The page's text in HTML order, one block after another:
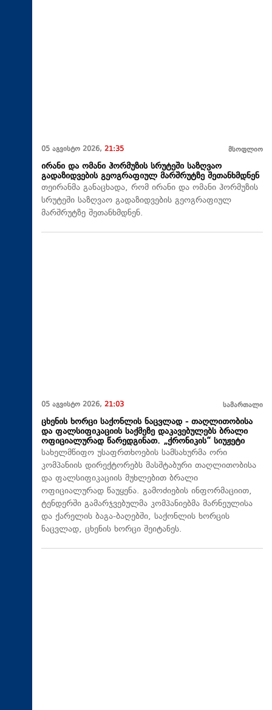
05 აგვისტო 2026, 21:35 მსოფლიო
ირანი და ომანი ჰორმუზის სრუტეში საზღვაო
გადაზიდვების გეოგრაფიულ მარშრუტზე შეთანხმდნენ
თეირანმა განაცხადა, რომ ირანი და ომანი ჰორმუზის
სრუტეში საზღვაო გადაზიდვების გეოგრაფიულ
მარშრუტზე შეთანხმდნენ.
05 აგვისტო 2026, 21:03 სამართალი
ცხენის ხორცი საქონლის ნაცვლად - თაღლითობისა
და ფალსიფიკაციის საქმეზე დაკავებულებს ბრალი
ოფიციალურად წარედგინათ. „ქრონიკის“ სიუჟეტი
სახელმწიფო უსაფრთხოების სამსახურმა ორი
კომპანიის დირექტორებს მასშტაბური თაღლითობისა
და ფალსიფიკაციის მუხლებით ბრალი
ოფიციალურად წაუყენა. გამოძიების ინფორმაციით,
ტენდერში გამარჯვებულმა კომპანიებმა მარნეულისა
და ქარელის ბაგა-ბაღებში, საქონლის ხორცის
ნაცვლად, ცხენის ხორცი შეიტანეს.